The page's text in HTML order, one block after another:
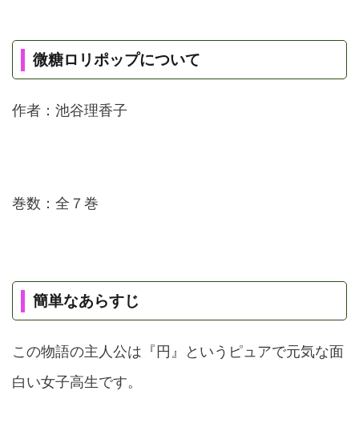
微糖ロリポップについて
作者：池谷理香子
巻数：全７巻
簡単なあらすじ
この物語の主人公は『円』というピュアで元気な面
白い女子高生です。